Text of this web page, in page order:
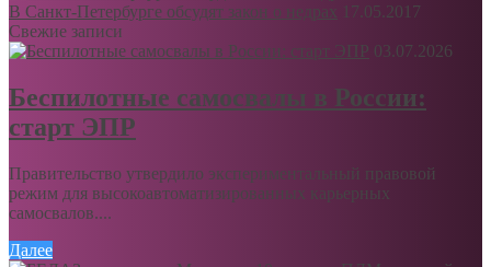
В Санкт-Петербурге обсудят закон о недрах 17.05.2017
Свежие записи
03.07.2026
Беспилотные самосвалы в России:
старт ЭПР
Правительство утвердило экспериментальный правовой
режим для высокоавтоматизированных карьерных
самосвалов....
Далее